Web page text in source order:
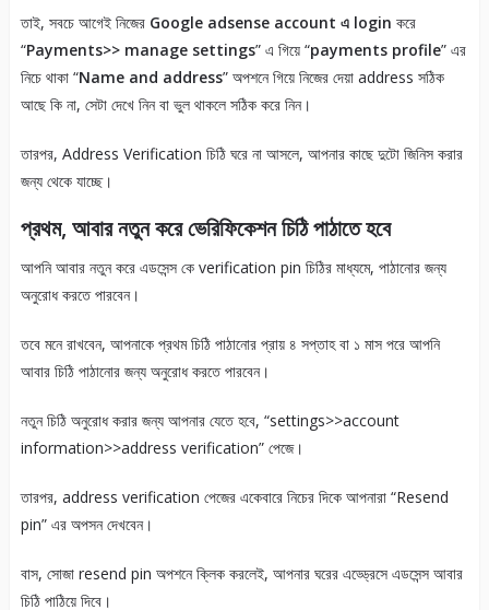
তাই, সবচে আগেই নিজের Google adsense account এ login করে
“Payments>> manage settings” এ গিয়ে “payments profile” এর
নিচে থাকা “Name and address” অপশনে গিয়ে নিজের দেয়া address সঠিক
আছে কি না, সেটা দেখে নিন বা ভুল থাকলে সঠিক করে নিন।
তারপর, Address Verification চিঠি ঘরে না আসলে, আপনার কাছে দুটো জিনিস করার
জন্য থেকে যাচ্ছে।
প্রথম, আবার নতুন করে ভেরিফিকেশন চিঠি পাঠাতে হবে
আপনি আবার নতুন করে এডসেন্স কে verification pin চিঠির মাধ্যমে, পাঠানোর জন্য
অনুরোধ করতে পারবেন।
তবে মনে রাখবেন, আপনাকে প্রথম চিঠি পাঠানোর প্রায় ৪ সপ্তাহ বা ১ মাস পরে আপনি
আবার চিঠি পাঠানোর জন্য অনুরোধ করতে পারবেন।
নতুন চিঠি অনুরোধ করার জন্য আপনার যেতে হবে, “settings>>account
information>>address verification” পেজে।
তারপর, address verification পেজের একেবারে নিচের দিকে আপনারা “Resend
pin” এর অপসন দেখবেন।
বাস, সোজা resend pin অপশনে ক্লিক করলেই, আপনার ঘরের এড্ড্রেসে এডসেন্স আবার
চিঠি পাঠিয়ে দিবে।